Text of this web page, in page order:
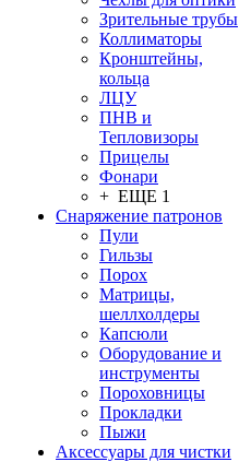
Зрительные трубы
Коллиматоры
Кронштейны,
кольца
ЛЦУ
ПНВ и
Тепловизоры
Прицелы
Фонари
+ ЕЩЕ 1
Снаряжение патронов
Пули
Гильзы
Порох
Матрицы,
шеллхолдеры
Капсюли
Оборудование и
инструменты
Пороховницы
Прокладки
Пыжи
Аксессуары для чистки